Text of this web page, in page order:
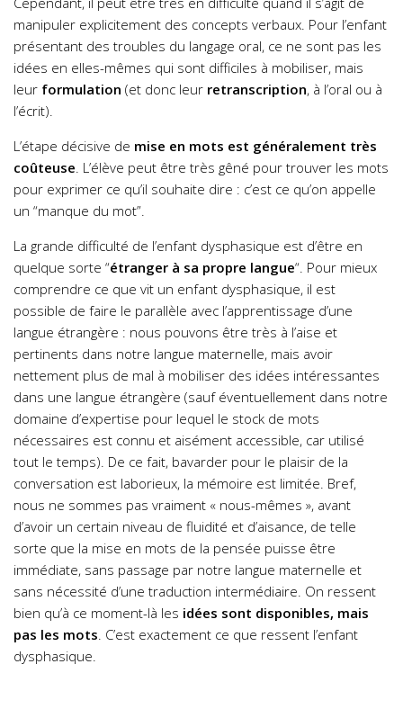
manipuler explicitement des concepts verbaux. Pour l’enfant
présentant des troubles du langage oral, ce ne sont pas les
idées en elles-mêmes qui sont difficiles à mobiliser, mais
leur formulation (et donc leur retranscription, à l’oral ou à
l’écrit).
L’étape décisive de mise en mots est généralement très
coûteuse . L’élève peut être très gêné pour trouver les mots
pour exprimer ce qu’il souhaite dire : c’est ce qu’on appelle
un “manque du mot”.
La grande difficulté de l’enfant dysphasique est d’être en
quelque sorte “étranger à sa propre langue“. Pour mieux
comprendre ce que vit un enfant dysphasique, il est
possible de faire le parallèle avec l’apprentissage d’une
langue étrangère : nous pouvons être très à l’aise et
pertinents dans notre langue maternelle, mais avoir
nettement plus de mal à mobiliser des idées intéressantes
dans une langue étrangère (sauf éventuellement dans notre
domaine d’expertise pour lequel le stock de mots
nécessaires est connu et aisément accessible, car utilisé
tout le temps). De ce fait, bavarder pour le plaisir de la
conversation est laborieux, la mémoire est limitée. Bref,
nous ne sommes pas vraiment « nous-mêmes », avant
d’avoir un certain niveau de fluidité et d’aisance, de telle
sorte que la mise en mots de la pensée puisse être
immédiate, sans passage par notre langue maternelle et
sans nécessité d’une traduction intermédiaire. On ressent
bien qu’à ce moment-là les idées sont disponibles, mais
pas les mots . C’est exactement ce que ressent l’enfant
dysphasique.